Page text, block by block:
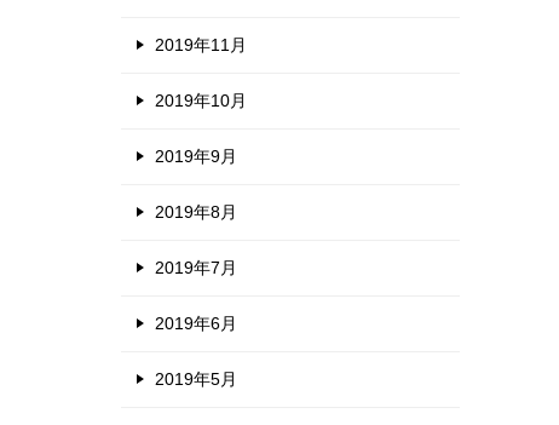
2019年11月
2019年10月
2019年9月
2019年8月
2019年7月
2019年6月
2019年5月